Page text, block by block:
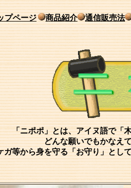
プページ 商品紹介 通信販売法
「ニポポ」とは、アイヌ語で「
どんな願いでもかなえ
ガ等から身を守る「お守り」とし